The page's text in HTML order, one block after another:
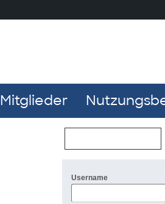
Mitglieder
Username